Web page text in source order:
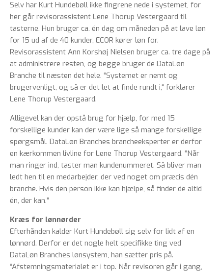
Selv har Kurt Hundebøll ikke fingrene nede i systemet, for
her går revisorassistent Lene Thorup Vestergaard til
tasterne. Hun bruger ca. én dag om måneden på at lave løn
for 15 ud af de 40 kunder, ECOR kører løn for.
Revisorassistent Ann Korshøj Nielsen bruger ca. tre dage på
at administrere resten, og begge bruger de DataLøn
Branche til næsten det hele. “Systemet er nemt og
brugervenligt, og så er det let at finde rundt i,“ forklarer
Lene Thorup Vestergaard.
Alligevel kan der opstå brug for hjælp, for med 15
forskellige kunder kan der være lige så mange forskellige
spørgsmål. DataLøn Branches brancheeksperter er derfor
en kærkommen livline for Lene Thorup Vestergaard. “Når
man ringer ind, taster man kundenummeret. Så bliver man
ledt hen til en medarbejder, der ved noget om præcis dén
branche. Hvis den person ikke kan hjælpe, så finder de altid
én, der kan.”
Kræs for lønnørder
Efterhånden kalder Kurt Hundebøll sig selv for lidt af en
lønnørd. Derfor er det nogle helt specifikke ting ved
DataLøn Branches lønsystem, han sætter pris på.
“Afstemningsmaterialet er i top. Når revisoren går i gang,